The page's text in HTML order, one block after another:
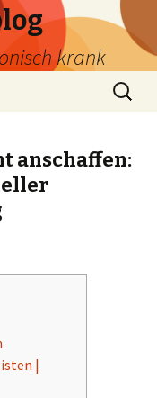
krank
Suchen
nach:
anschaffen:
|